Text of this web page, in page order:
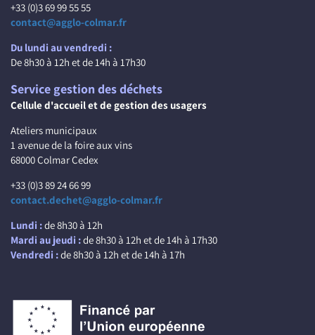
+33 (0)3 69 99 55 55
contact@agglo-colmar.fr
Du lundi au vendredi :
De 8h30 à 12h et de 14h à 17h30
Service gestion des déchets
Cellule d'accueil et de gestion des usagers
Ateliers municipaux
1 avenue de la foire aux vins
68000 Colmar Cedex
+33 (0)3 89 24 66 99
contact.dechet@agglo-colmar.fr
Lundi :de 8h30 à 12h
Mardi au jeudi :de 8h30 à 12h et de 14h à 17h30
Vendredi :de 8h30 à 12h et de 14h à 17h